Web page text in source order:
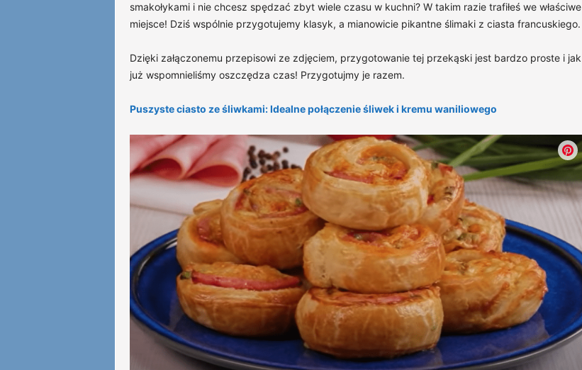
smakołykami i nie chcesz spędzać zbyt wiele czasu w kuchni? W takim razie trafiłeś we właściwe
miejsce! Dziś wspólnie przygotujemy klasyk, a mianowicie pikantne ślimaki z ciasta francuskiego.
Dzięki załączonemu przepisowi ze zdjęciem, przygotowanie tej przekąski jest bardzo proste i jak
już wspomnieliśmy oszczędza czas! Przygotujmy je razem.
Puszyste ciasto ze śliwkami: Idealne połączenie śliwek i kremu waniliowego